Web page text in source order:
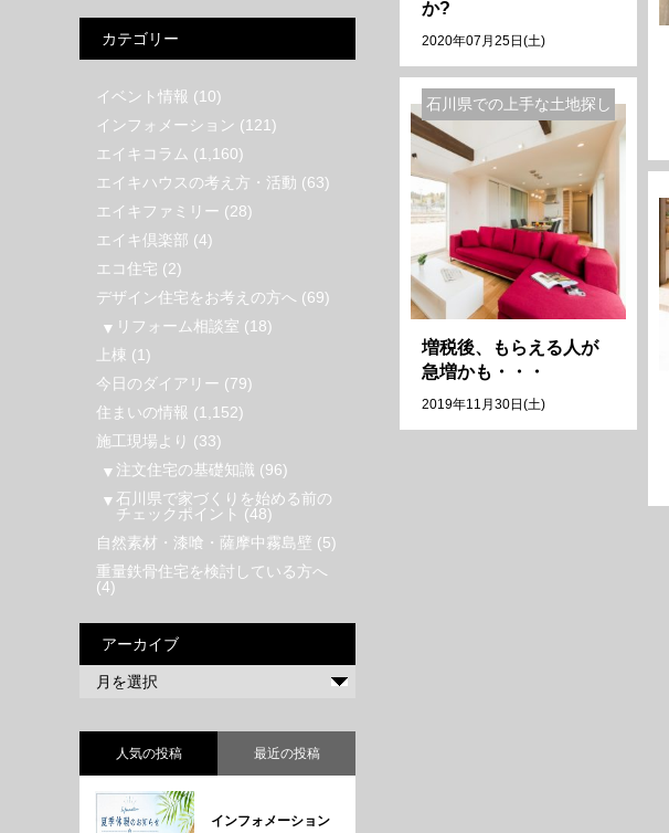
か?
2020年07月25日(土)
石川県での上手な土地探し
増税後、もらえる人が
急増かも・・・
2019年11月30日(土)
カテゴリー
イベント情報 (10)
インフォメーション (121)
エイキコラム (1,160)
エイキハウスの考え方・活動 (63)
エイキファミリー (28)
エイキ倶楽部 (4)
エコ住宅 (2)
デザイン住宅をお考えの方へ (69)
リフォーム相談室 (18)
上棟 (1)
今日のダイアリー (79)
住まいの情報 (1,152)
施工現場より (33)
注文住宅の基礎知識 (96)
石川県で家づくりを始める前の
チェックポイント (48)
自然素材・漆喰・薩摩中霧島壁 (5)
重量鉄骨住宅を検討している方へ
(4)
アーカイブ
人気の投稿 最近の投稿
インフォメーション